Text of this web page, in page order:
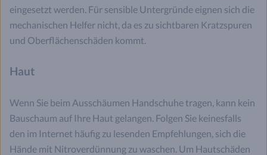
eingesetzt werden. Für sensible Untergründe eignen sich die
mechanischen Helfer nicht, da es zu sichtbaren Kratzspuren
und Oberflächenschäden kommt.
Haut
Wenn Sie beim Ausschäumen Handschuhe tragen, kann kein
Bauschaum auf Ihre Haut gelangen. Folgen Sie keinesfalls
den im Internet häufig zu lesenden Empfehlungen, sich die
Hände mit Nitroverdünnung zu waschen. Um Hautschäden